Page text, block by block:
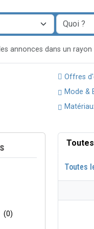
annonces dans un
Offres
Mode &
(0)
Toutes